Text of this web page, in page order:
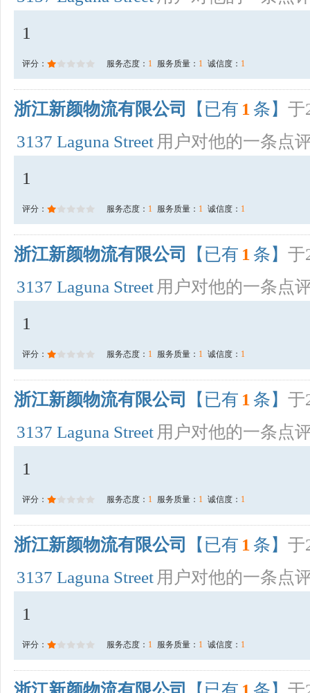
1
评分： 服务态度： 1 服务质量： 1 诚信度： 1
浙江新颜物流有限公司 【已有 1 条】 于
3137 Laguna Street 用户对他的一条点
1
评分： 服务态度： 1 服务质量： 1 诚信度： 1
浙江新颜物流有限公司 【已有 1 条】 于
3137 Laguna Street 用户对他的一条点
1
评分： 服务态度： 1 服务质量： 1 诚信度： 1
浙江新颜物流有限公司 【已有 1 条】 于
3137 Laguna Street 用户对他的一条点
1
评分： 服务态度： 1 服务质量： 1 诚信度： 1
浙江新颜物流有限公司 【已有 1 条】 于
3137 Laguna Street 用户对他的一条点
1
评分： 服务态度： 1 服务质量： 1 诚信度： 1